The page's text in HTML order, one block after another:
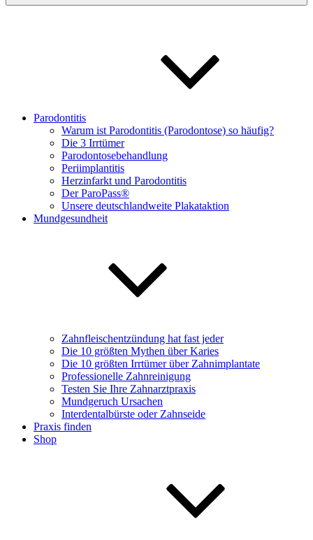
Parodontitis
Warum ist Parodontitis (Parodontose) so häufig?
Die 3 Irrtümer
Parodontosebehandlung
Periimplantitis
Herzinfarkt und Parodontitis
Der ParoPass®
Unsere deutschlandweite Plakataktion
Mundgesundheit
Zahnfleischentzündung hat fast jeder
Die 10 größten Mythen über Karies
Die 10 größten Irrtümer über Zahnimplantate
Professionelle Zahnreinigung
Testen Sie Ihre Zahnarztpraxis
Mundgeruch Ursachen
Interdentalbürste oder Zahnseide
Praxis finden
Shop